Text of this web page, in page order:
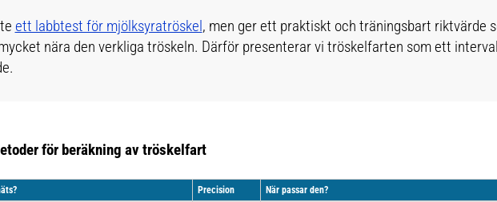
ett labbtest för mjölksyratröskel, men ger ett praktiskt och träningsbart riktvärde
nära den verkliga tröskeln. Därför presenterar vi tröskelfarten som ett
för beräkning av tröskelfart
Precision
När passar den?